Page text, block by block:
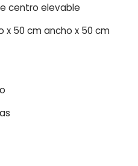
centro elevable
x 50 cm ancho x 50 cm